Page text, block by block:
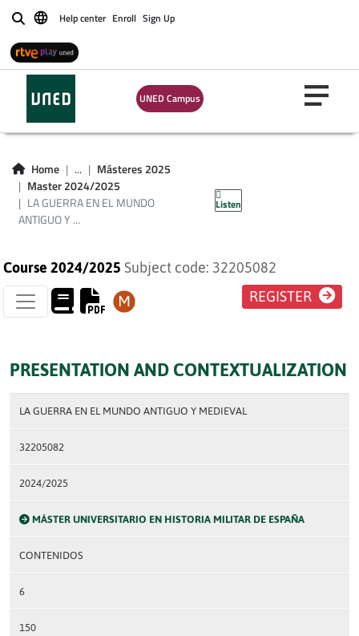
BuscarHelp center Enroll Sign Up
UNED Campus
Home ...
Másteres 2025
Master 2024/2025
LA GUERRA EN EL MUNDO
ANTIGUO Y ...
Listen
LA GUERRA EN EL
MUNDO ANTIGUO Y
MEDIEVAL
Course 2024/2025 Subject code: 32205082
REGISTER
PRESENTATION AND CONTEXTUALIZATION
LA GUERRA EN EL MUNDO ANTIGUO Y MEDIEVAL
32205082
2024/2025
MÁSTER UNIVERSITARIO EN HISTORIA MILITAR DE ESPAÑA
CONTENIDOS
6
150